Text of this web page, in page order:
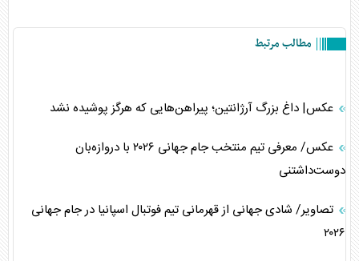
مطالب مرتبط
عکس| داغ بزرگ آرژانتین؛ پیراهن‌هایی که هرگز پوشیده نشد
عکس/ معرفی تیم منتخب جام جهانی ۲۰۲۶ با دروازه‌بان
دوست‌داشتنی
تصاویر/ شادی جهانی از قهرمانی تیم فوتبال اسپانیا در جام جهانی
۲۰۲۶